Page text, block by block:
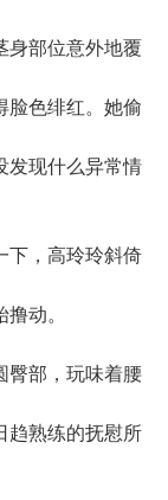
部位意外地覆
脸色绯红。她偷
发现什么异常情
，高玲玲斜倚
动。
部，玩味着腰
趋熟练的抚慰所